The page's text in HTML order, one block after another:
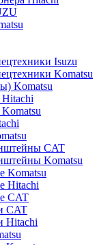
Isuzu
Komatsu
Komatsu
CAT
Komatsu
Komatsu
Hitachi
CAT
CAT
Hitachi